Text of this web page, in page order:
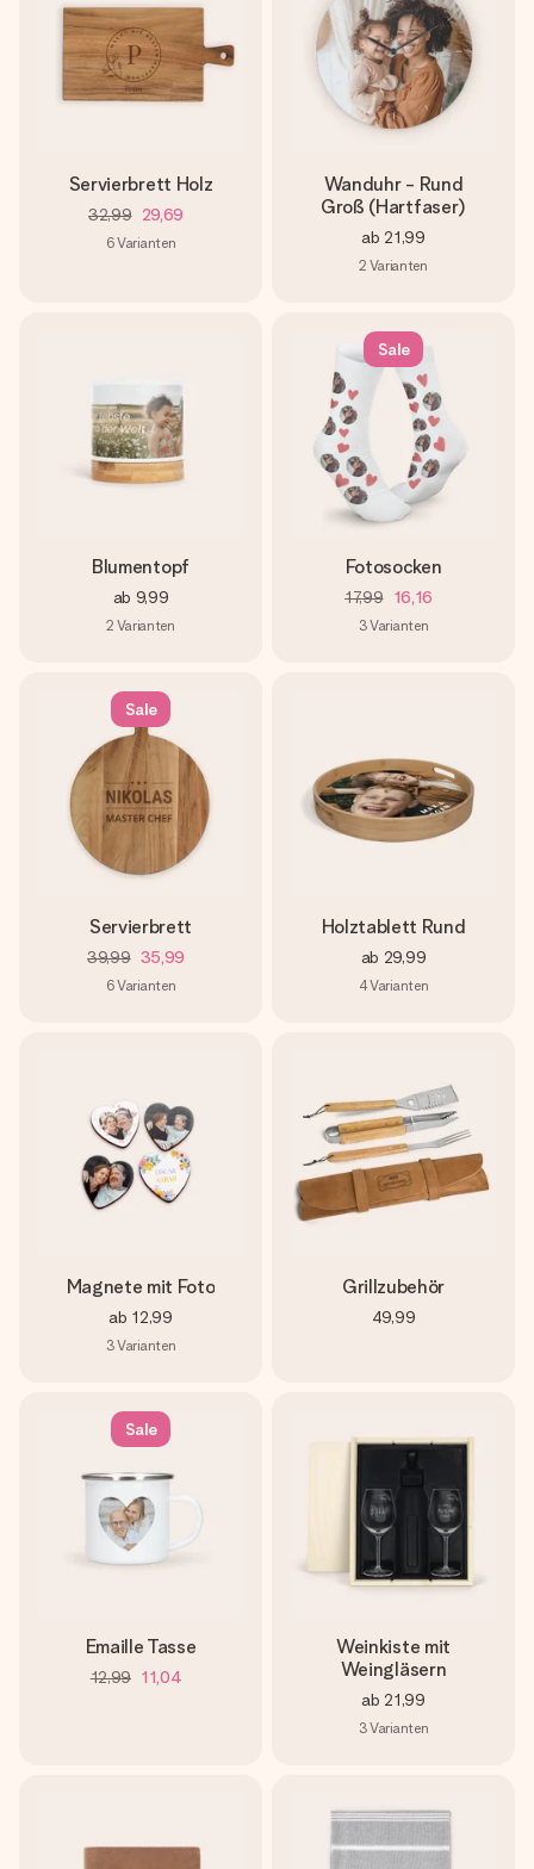
Servierbrett Holz
32,99 29,69
6Varianten
Wanduhr - Rund
Groß (Hartfaser)
ab 21,99
2 Varianten
Blumentopf
ab 9,99
2 Varianten
Sale
Fotosocken
17,99 16,16
3Varianten
Sale
Servierbrett
39,99 35,99
6Varianten
Holztablett Rund
ab 29,99
4Varianten
Magnete mit Foto
ab 12,99
3Varianten
Grillzubehör
49,99
Sale
Emaille Tasse
12,99 11,04
Weinkiste mit
Weingläsern
ab 21,99
3Varianten